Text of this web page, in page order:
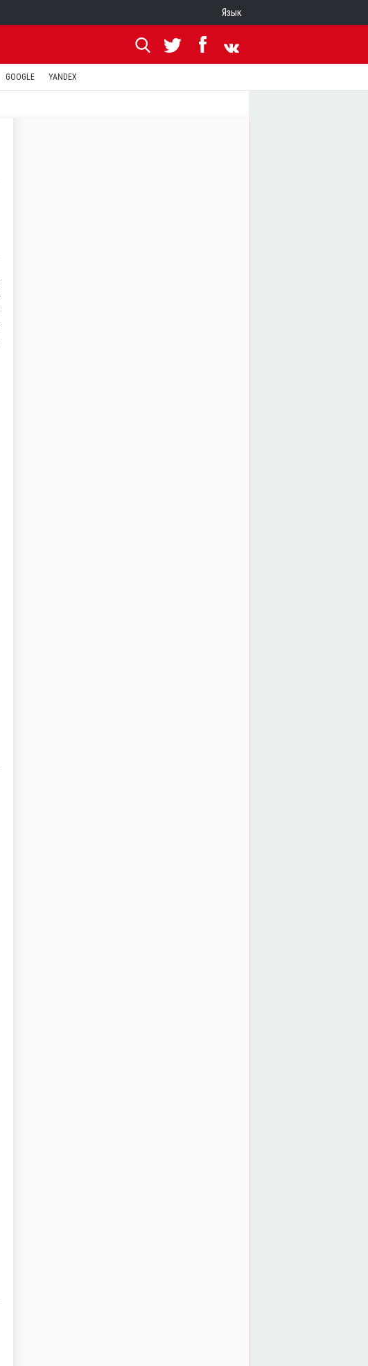
Язык
GOOGLE YANDEX